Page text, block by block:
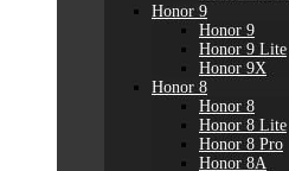
Honor 9
Honor 9
Honor 9 Lite
Honor 9X
Honor 8
Honor 8
Honor 8 Lite
Honor 8 Pro
Honor 8A